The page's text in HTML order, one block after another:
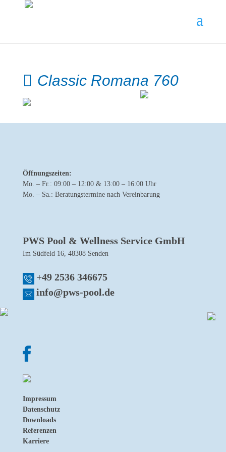
Classic Romana 760
Öffnungszeiten:
Mo. – Fr.: 09:00 – 12:00 & 13:00 – 16:00 Uhr
Mo. – Sa.: Beratungstermine nach Vereinbarung
PWS Pool & Wellness Service GmbH
Im Südfeld 16, 48308 Senden
+49 2536 346675
info@pws-pool.de
Impressum
Datenschutz
Downloads
Referenzen
Karriere